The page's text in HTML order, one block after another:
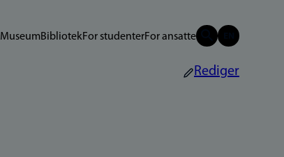
MuseumBibliotekFor studenterFor ansatte
Rediger